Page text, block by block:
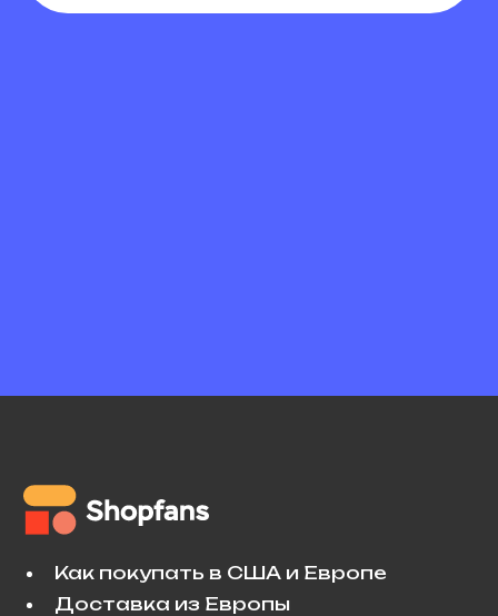
Как покупать в США и Европе
Доставка из Европы